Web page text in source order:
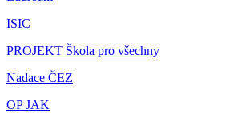
ISIC
PROJEKT Škola pro všechny
Nadace ČEZ
OP JAK